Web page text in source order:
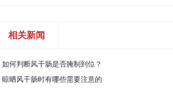
相关新闻
如何判断风干肠是否腌制到位？
晾晒风干肠时有哪些需要注意的